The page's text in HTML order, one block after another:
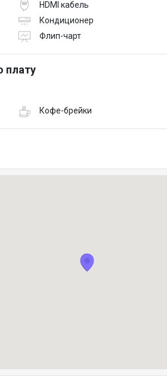
HDMI кабель
Кондиционер
Флип-чарт
плату
Кофе-брейки